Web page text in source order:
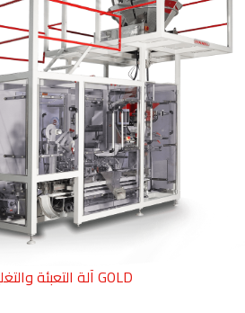
Makineleri
آلة التعبئة والتغليف من نوع الجلوس موديل GOLD